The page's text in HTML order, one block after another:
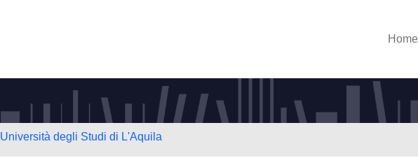
Home
Università degli Studi di L'Aquila